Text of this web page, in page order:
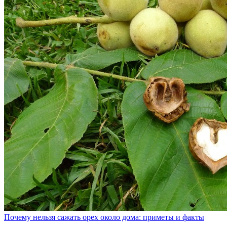
Почему нельзя сажать орех около дома: приметы и факты